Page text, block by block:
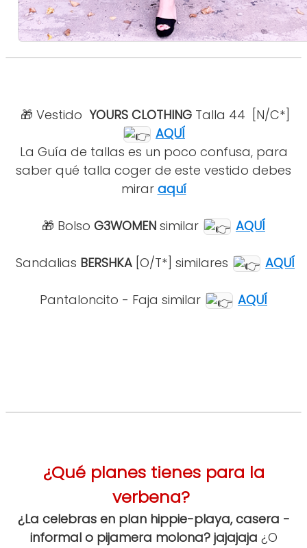
🎁 Vestido YOURS CLOTHING Talla 44 [N/C*]
AQUÍ
La Guía de tallas es un poco confusa, para
saber qué talla coger de este vestido debes
mirar aquí
🎁 BolsoG3WOMEN similar AQUÍ
Sandalias BERSHKA [O/T*] similares AQUÍ
Pantaloncito - Faja similar AQUÍ
¿Qué planes tienes para la
verbena?
¿La celebras en plan hippie-playa, casera -
informal o pijamera molona? jajajaja ¿O